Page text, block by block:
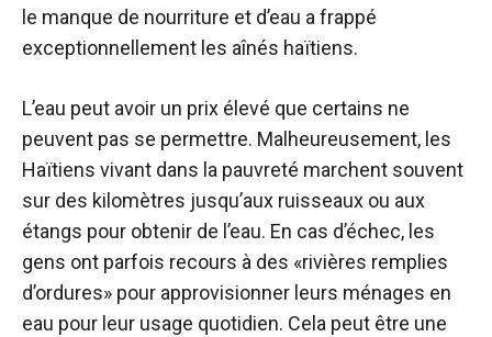
le manque de nourriture et d’eau a frappé
exceptionnellement les aînés haïtiens.
L’eau peut avoir un prix élevé que certains ne
peuvent pas se permettre. Malheureusement, les
Haïtiens vivant dans la pauvreté marchent souvent
sur des kilomètres jusqu’aux ruisseaux ou aux
étangs pour obtenir de l’eau. En cas d’échec, les
gens ont parfois recours à des «rivières remplies
d’ordures» pour approvisionner leurs ménages en
eau pour leur usage quotidien. Cela peut être une